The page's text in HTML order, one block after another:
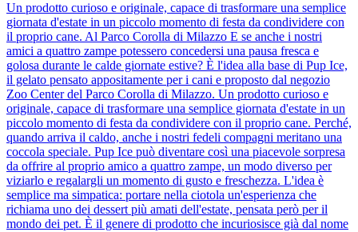
Un prodotto curioso e originale, capace di trasformare una semplice
giornata d'estate in un piccolo momento di festa da condividere con
il proprio cane. Al Parco Corolla di Milazzo E se anche i nostri
amici a quattro zampe potessero concedersi una pausa fresca e
golosa durante le calde giornate estive? È l'idea alla base di Pup Ice,
il gelato pensato appositamente per i cani e proposto dal negozio
Zoo Center del Parco Corolla di Milazzo. Un prodotto curioso e
originale, capace di trasformare una semplice giornata d'estate in un
piccolo momento di festa da condividere con il proprio cane. Perché,
quando arriva il caldo, anche i nostri fedeli compagni meritano una
coccola speciale. Pup Ice può diventare così una piacevole sorpresa
da offrire al proprio amico a quattro zampe, un modo diverso per
viziarlo e regalargli un momento di gusto e freschezza. L'idea è
semplice ma simpatica: portare nella ciotola un'esperienza che
richiama uno dei dessert più amati dell'estate, pensata però per il
mondo dei pet. È il genere di prodotto che incuriosisce già dal nome